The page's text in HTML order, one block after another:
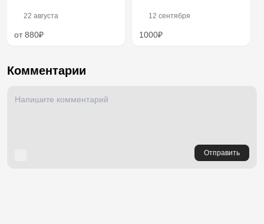
22 августа
от 880₽
12 сентября
1000₽
Комментарии
Отправить